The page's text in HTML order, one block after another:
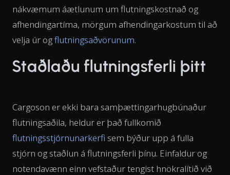
nákvæmum áætlunum um flutningskostnað og
afhendingartíma, mörgum afhendingarkostum til að
velja úr ogflutningsaðvörunum.
Staðlaðu flutningsferli þitt
Cargoson er ekki bara samþættingarhugbúnaður
flutningsaðila, heldur er það fullkomið
flutningsstjórnunarkerfi sem býður upp á fulla
stjórn og staðlun á flutningsferli þínu. Einfaldur og
notendavænn einn vefstaður tengist hnökralítið við